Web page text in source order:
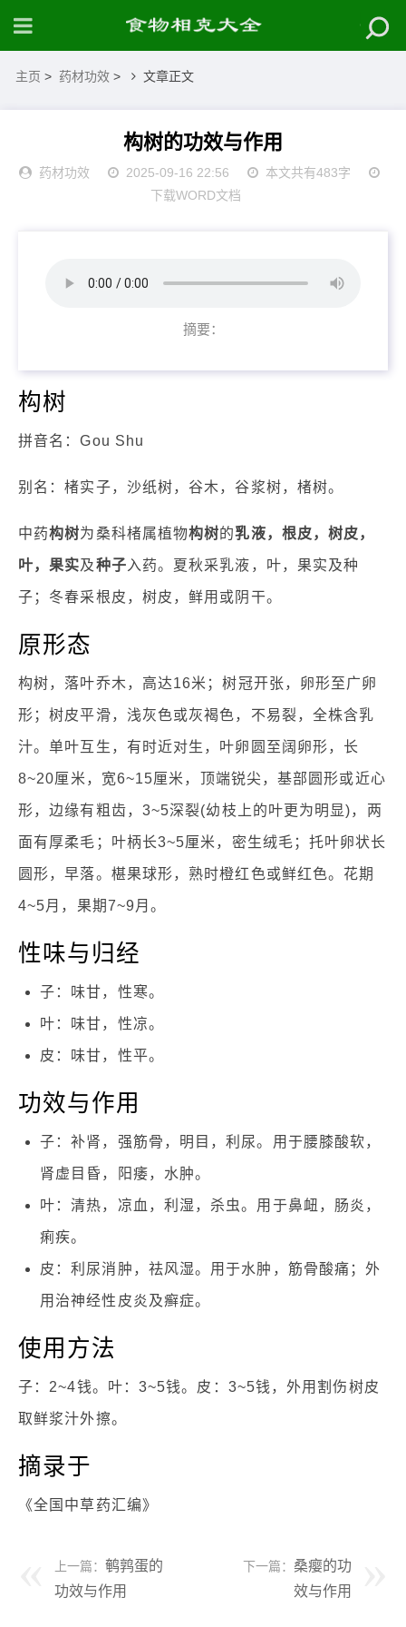
主页 > 药材功效 > 文章正文
构树的功效与作用
药材功效 2025-09-16 22:56
本文共有483字
下载WORD文档
摘要：
构树
拼音名：Gou Shu
别名：楮实子，沙纸树，谷木，谷浆树，楮树。
中药构树为桑科楮属植物构树的乳液，根皮，树皮，
叶，果实及种子 入药。夏秋采乳液，叶，果实及种
子；冬春采根皮，树皮，鲜用或阴干。
原形态
构树，落叶乔木，高达16米；树冠开张，卵形至广卵
形；树皮平滑，浅灰色或灰褐色，不易裂，全株含乳
汁。单叶互生，有时近对生，叶卵圆至阔卵形，长
8~20厘米，宽6~15厘米，顶端锐尖，基部圆形或近心
形，边缘有粗齿，3~5深裂(幼枝上的叶更为明显)，两
面有厚柔毛；叶柄长3~5厘米，密生绒毛；托叶卵状长
圆形，早落。椹果球形，熟时橙红色或鲜红色。花期
4~5月，果期7~9月。
性味与归经
子：味甘，性寒。
叶：味甘，性凉。
皮：味甘，性平。
功效与作用
子：补肾，强筋骨，明目，利尿。用于腰膝酸软，
肾虚目昏，阳痿，水肿。
叶：清热，凉血，利湿，杀虫。用于鼻衄，肠炎，
痢疾。
皮：利尿消肿，祛风湿。用于水肿，筋骨酸痛；外
用治神经性皮炎及癣症。
使用方法
子：2~4钱。叶：3~5钱。皮：3~5钱，外用割伤树皮
取鲜浆汁外擦。
摘录于
《全国中草药汇编》
上一篇： 鹌鹑蛋的
功效与作用
下一篇： 桑瘿的功
效与作用